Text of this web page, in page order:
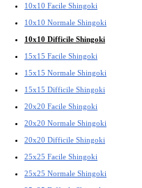
10x10 Facile Shingoki
10x10 Normale Shingoki
10x10 Difficile Shingoki
15x15 Facile Shingoki
15x15 Normale Shingoki
15x15 Difficile Shingoki
20x20 Facile Shingoki
20x20 Normale Shingoki
20x20 Difficile Shingoki
25x25 Facile Shingoki
25x25 Normale Shingoki